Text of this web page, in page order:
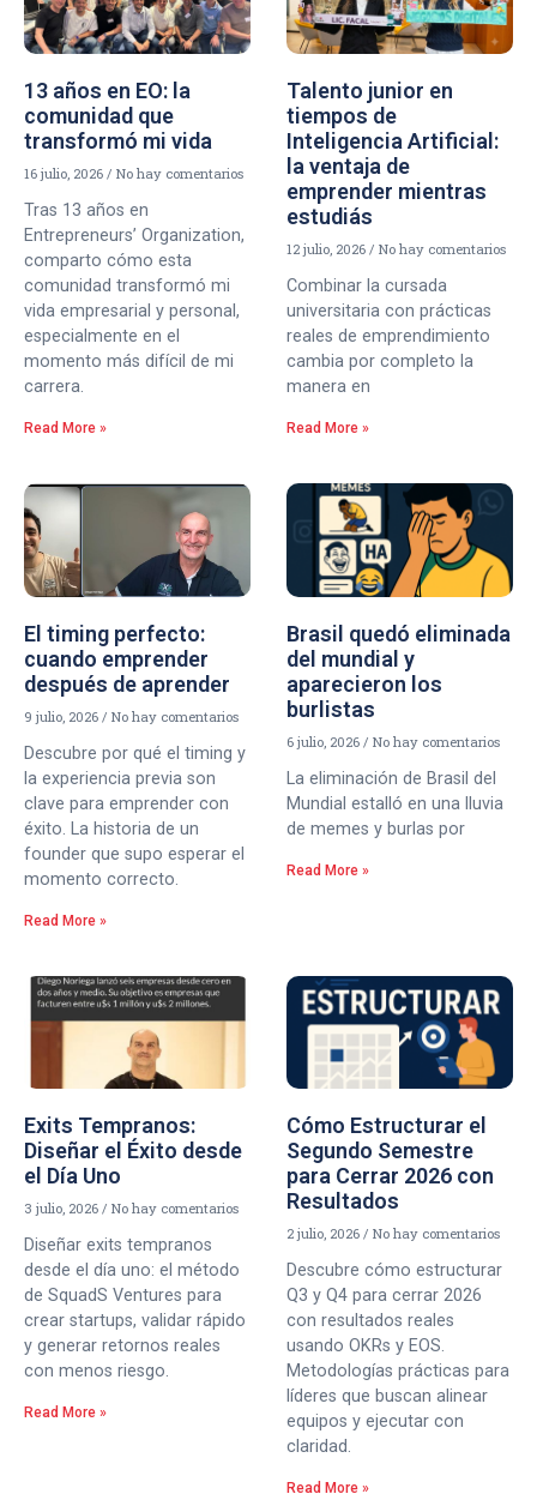
13 años en EO: la
comunidad que
transformó mi vida
16 julio, 2026 No hay comentarios
Tras 13 años en
Entrepreneurs’ Organization,
comparto cómo esta
comunidad transformó mi
vida empresarial y personal,
especialmente en el
momento más difícil de mi
carrera.
Read More »
Talento junior en
tiempos de
Inteligencia Artificial:
la ventaja de
emprender mientras
estudiás
12 julio, 2026 No hay comentarios
Combinar la cursada
universitaria con prácticas
reales de emprendimiento
cambia por completo la
manera en
Read More »
El timing perfecto:
cuando emprender
después de aprender
9 julio, 2026 No hay comentarios
Descubre por qué el timing y
la experiencia previa son
clave para emprender con
éxito. La historia de un
founder que supo esperar el
momento correcto.
Read More »
Brasil quedó eliminada
del mundial y
aparecieron los
burlistas
6 julio, 2026 No hay comentarios
La eliminación de Brasil del
Mundial estalló en una lluvia
de memes y burlas por
Read More »
Exits Tempranos:
Diseñar el Éxito desde
el Día Uno
3 julio, 2026 No hay comentarios
Diseñar exits tempranos
desde el día uno: el método
de SquadS Ventures para
crear startups, validar rápido
y generar retornos reales
con menos riesgo.
Read More »
Cómo Estructurar el
Segundo Semestre
para Cerrar 2026 con
Resultados
2 julio, 2026 No hay comentarios
Descubre cómo estructurar
Q3 y Q4 para cerrar 2026
con resultados reales
usando OKRs y EOS.
Metodologías prácticas para
líderes que buscan alinear
equipos y ejecutar con
claridad.
Read More »